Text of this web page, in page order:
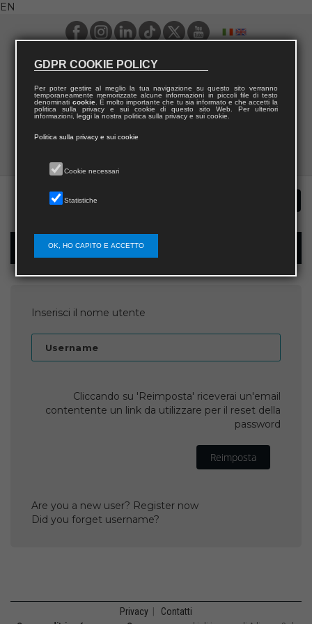
EN
Password recovery
Inserisci il nome utente
Username
Cliccando su 'Reimposta' riceverai un'email
contentente un link da utilizzare per il reset della
password
Reimposta
Are you a new user? Register now
Did you forget username?
Privacy Contatti
GDPR COOKIE POLICY
Per poter gestire al meglio la tua navigazione su questo sito verranno
temporaneamente memorizzate alcune informazioni in piccoli file di testo
denominati cookie. È molto importante che tu sia informato e che accetti la
politica sulla privacy e sui cookie di questo sito Web. Per ulteriori
informazioni, leggi la nostra politica sulla privacy e sui cookie.
Politica sulla privacy e sui cookie
Cookie necessari
Statistiche
OK, HO CAPITO E ACCETTO